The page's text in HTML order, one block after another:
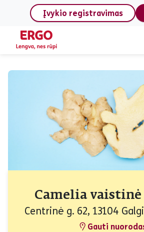
content
Įvykio registravimas
Camelia vaistinė
Centrinė g. 62, 13104
Gauti